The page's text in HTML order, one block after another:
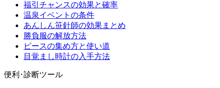
福引チャンスの効果と確率
温泉イベントの条件
あんしん笹針師の効果まとめ
勝負服の解放方法
ピースの集め方と使い道
目覚まし時計の入手方法
便利･診断ツール